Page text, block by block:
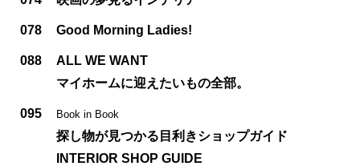
078 Good Morning Ladies!
088
ALL WE WANT
マイホームに迎えたいもの全部。
095 Book in Book
探し物が見つかる目利きショップガイド
INTERIOR SHOP GUIDE